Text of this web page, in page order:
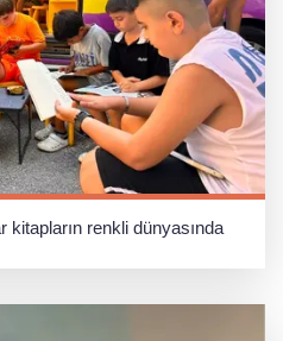
kitapların renkli dünyasında